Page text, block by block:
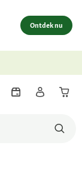
Ontdek nu